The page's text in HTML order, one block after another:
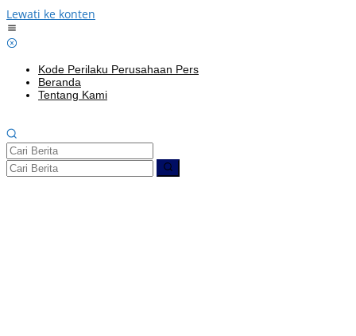
Lewati ke konten
Kode Perilaku Perusahaan Pers
Beranda
Tentang Kami